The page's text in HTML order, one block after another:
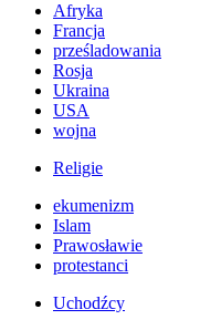
Afryka
Francja
prześladowania
Rosja
Ukraina
USA
wojna
Religie
ekumenizm
Islam
Prawosławie
protestanci
Uchodźcy